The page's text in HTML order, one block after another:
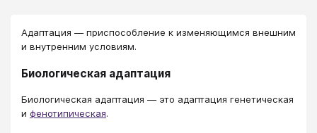
Адаптация — приспособление к изменяющимся внешним
и внутренним условиям.
Биологическая адаптация
Биологическая адаптация — это адаптация генетическая
и фенотипическая.